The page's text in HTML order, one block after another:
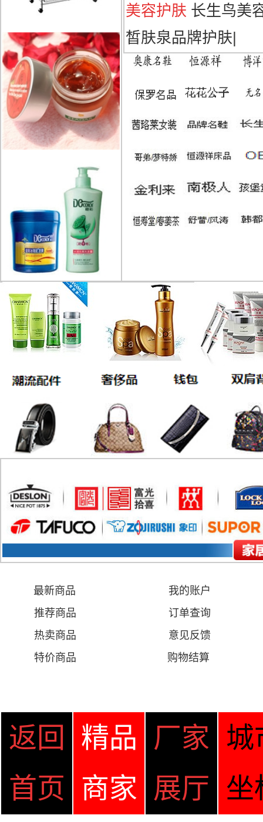
美容护肤 长生鸟美
皙肤泉品牌护肤|
最新商品
我的账户
推荐商品
订单查询
热卖商品
意见反馈
特价商品
购物结算
返回
首页
精品
商家
厂家
展厅
城
坐